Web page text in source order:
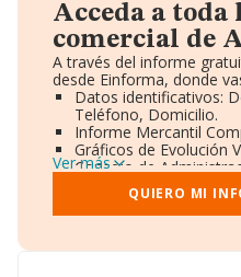
Acceda a
comercial de
A través del informe
desde Einforma, donde
Datos identificativos:
Teléfono, Domicilio.
Informe Mercantil
Gráficos de Evolución
Consejo de
Directivos y Ejecutivos.
Accionistas.
Participaciones y
Información oficial y
Ver más
QUIERO MI